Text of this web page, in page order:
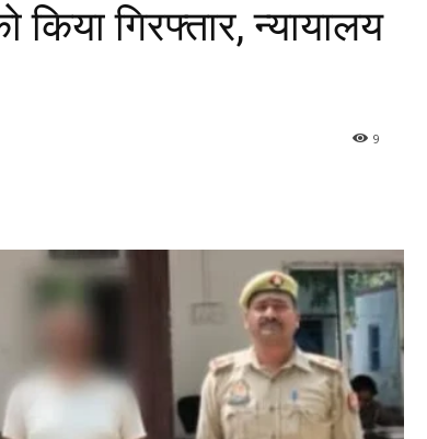
गिरफ्तार, न्यायालय
9